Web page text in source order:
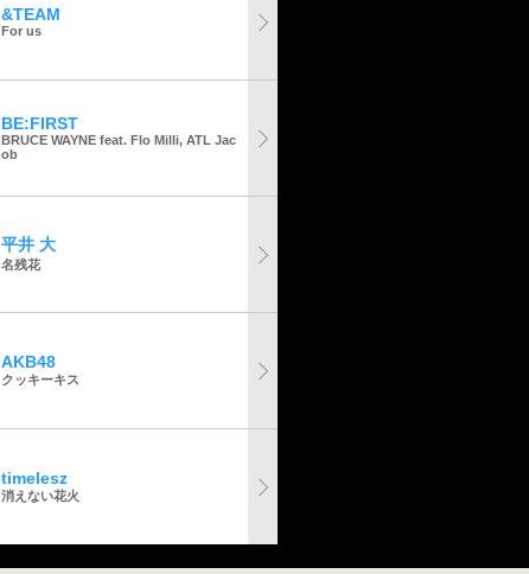
&TEAM
For us
BE:FIRST
BRUCE WAYNE feat. Flo Milli, ATL Jac
ob
平井 大
名残花
AKB48
クッキーキス
timelesz
消えない花火